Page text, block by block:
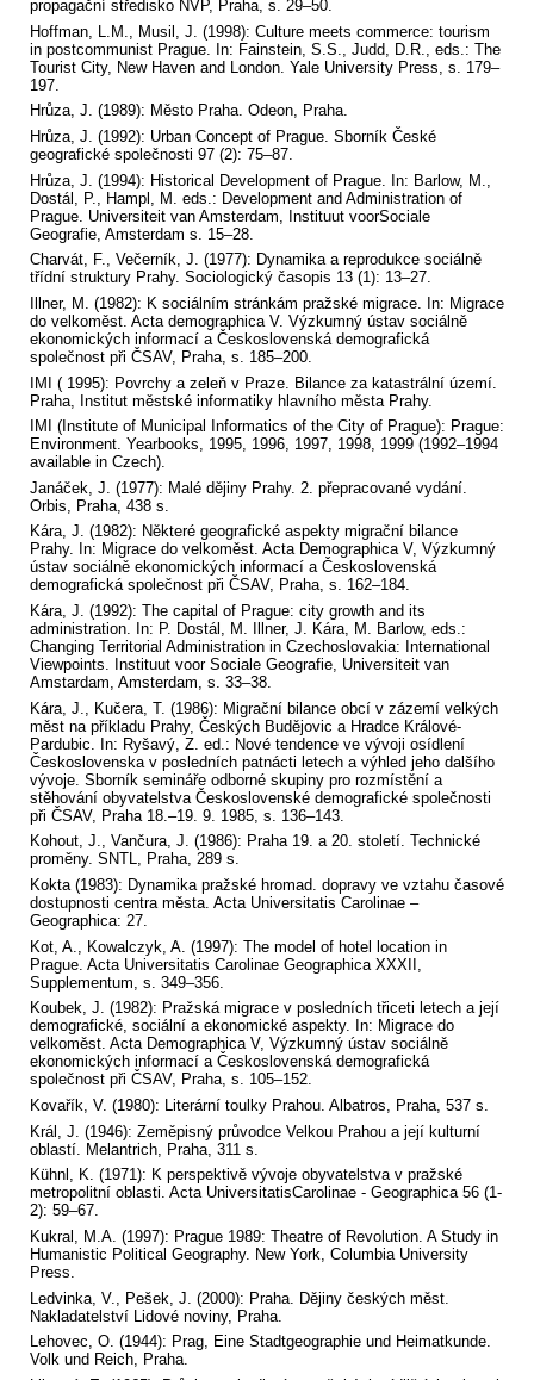
propagační středisko NVP, Praha, s. 29–50.
Hoffman, L.M., Musil, J. (1998): Culture meets commerce: tourism
in postcommunist Prague. In: Fainstein, S.S., Judd, D.R., eds.: The
Tourist City, New Haven and London. Yale University Press, s. 179–
197.
Hrůza, J. (1989): Město Praha. Odeon, Praha.
Hrůza, J. (1992): Urban Concept of Prague. Sborník České
geografické společnosti 97 (2): 75–87.
Hrůza, J. (1994): Historical Development of Prague. In: Barlow, M.,
Dostál, P., Hampl, M. eds.: Development and Administration of
Prague. Universiteit van Amsterdam, Instituut voorSociale
Geografie, Amsterdam s. 15–28.
Charvát, F., Večerník, J. (1977): Dynamika a reprodukce sociálně
třídní struktury Prahy. Sociologický časopis 13 (1): 13–27.
Illner, M. (1982): K sociálním stránkám pražské migrace. In: Migrace
do velkoměst. Acta demographica V. Výzkumný ústav sociálně
ekonomických informací a Československá demografická
společnost při ČSAV, Praha, s. 185–200.
IMI ( 1995): Povrchy a zeleň v Praze. Bilance za katastrální území.
Praha, Institut městské informatiky hlavního města Prahy.
IMI (Institute of Municipal Informatics of the City of Prague): Prague:
Environment. Yearbooks, 1995, 1996, 1997, 1998, 1999 (1992–1994
available in Czech).
Janáček, J. (1977): Malé dějiny Prahy. 2. přepracované vydání.
Orbis, Praha, 438 s.
Kára, J. (1982): Některé geografické aspekty migrační bilance
Prahy. In: Migrace do velkoměst. Acta Demographica V, Výzkumný
ústav sociálně ekonomických informací a Československá
demografická společnost při ČSAV, Praha, s. 162–184.
Kára, J. (1992): The capital of Prague: city growth and its
administration. In: P. Dostál, M. Illner, J. Kára, M. Barlow, eds.:
Changing Territorial Administration in Czechoslovakia: International
Viewpoints. Instituut voor Sociale Geografie, Universiteit van
Amstardam, Amsterdam, s. 33–38.
Kára, J., Kučera, T. (1986): Migrační bilance obcí v zázemí velkých
měst na příkladu Prahy, Českých Budějovic a Hradce Králové-
Pardubic. In: Ryšavý, Z. ed.: Nové tendence ve vývoji osídlení
Československa v posledních patnácti letech a výhled jeho dalšího
vývoje. Sborník semináře odborné skupiny pro rozmístění a
stěhování obyvatelstva Československé demografické společnosti
při ČSAV, Praha 18.–19. 9. 1985, s. 136–143.
Kohout, J., Vančura, J. (1986): Praha 19. a 20. století. Technické
proměny. SNTL, Praha, 289 s.
Kokta (1983): Dynamika pražské hromad. dopravy ve vztahu časové
dostupnosti centra města. Acta Universitatis Carolinae –
Geographica: 27.
Kot, A., Kowalczyk, A. (1997): The model of hotel location in
Prague. Acta Universitatis Carolinae Geographica XXXII,
Supplementum, s. 349–356.
Koubek, J. (1982): Pražská migrace v posledních třiceti letech a její
demografické, sociální a ekonomické aspekty. In: Migrace do
velkoměst. Acta Demographica V, Výzkumný ústav sociálně
ekonomických informací a Československá demografická
společnost při ČSAV, Praha, s. 105–152.
Kovařík, V. (1980): Literární toulky Prahou. Albatros, Praha, 537 s.
Král, J. (1946): Zeměpisný průvodce Velkou Prahou a její kulturní
oblastí. Melantrich, Praha, 311 s.
Kühnl, K. (1971): K perspektivě vývoje obyvatelstva v pražské
metropolitní oblasti. Acta UniversitatisCarolinae - Geographica 56 (1-
2): 59–67.
Kukral, M.A. (1997): Prague 1989: Theatre of Revolution. A Study in
Humanistic Political Geography. New York, Columbia University
Press.
Ledvinka, V., Pešek, J. (2000): Praha. Dějiny českých měst.
Nakladatelství Lidové noviny, Praha.
Lehovec, O. (1944): Prag, Eine Stadtgeographie und Heimatkunde.
Volk und Reich, Praha.